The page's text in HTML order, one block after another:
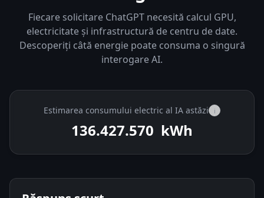
Fiecare solicitare ChatGPT necesită calcul GPU,
electricitate și infrastructură de centru de date.
Descoperiți câtă energie poate consuma o singură
interogare AI.
Estimarea consumului electric al IA astăzi i
136.428.076 kWh